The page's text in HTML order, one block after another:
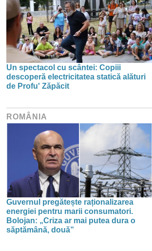
Un spectacol cu scântei: Copiii
descoperă electricitatea statică alături
de Profu' Zăpăcit
ROMÂNIA
Guvernul pregătește raționalizarea
energiei pentru marii consumatori.
Bolojan: „Criza ar mai putea dura o
săptămână, două”